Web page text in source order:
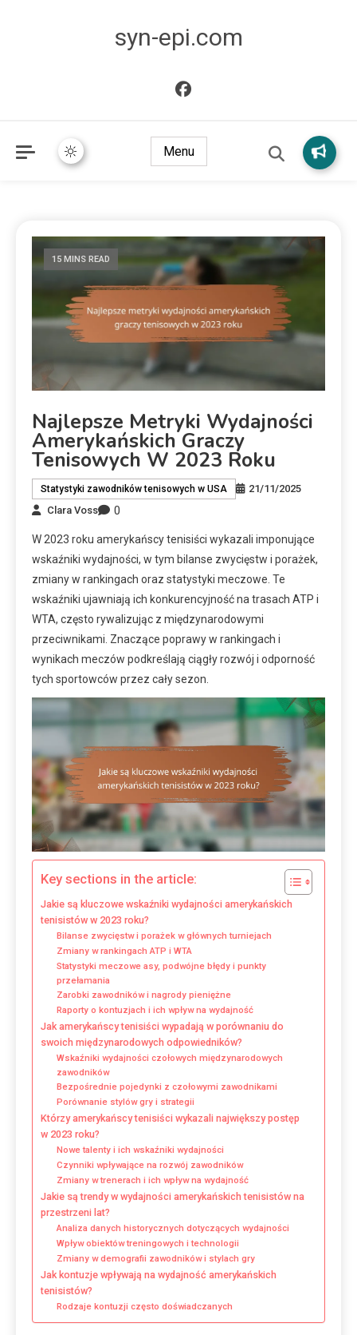
syn-epi.com
Menu
15 MINS READ
Najlepsze Metryki Wydajności
Amerykańskich Graczy
Tenisowych W 2023 Roku
Statystyki zawodników tenisowych w USA
21/11/2025
Clara Voss
0
W 2023 roku amerykańscy tenisiści wykazali imponujące
wskaźniki wydajności, w tym bilanse zwycięstw i porażek,
zmiany w rankingach oraz statystyki meczowe. Te
wskaźniki ujawniają ich konkurencyjność na trasach ATP i
WTA, często rywalizując z międzynarodowymi
przeciwnikami. Znaczące poprawy w rankingach i
wynikach meczów podkreślają ciągły rozwój i odporność
tych sportowców przez cały sezon.
Key sections in the article:
Jakie są kluczowe wskaźniki wydajności amerykańskich
tenisistów w 2023 roku?
Bilanse zwycięstw i porażek w głównych turniejach
Zmiany w rankingach ATP i WTA
Statystyki meczowe asy, podwójne błędy i punkty
przełamania
Zarobki zawodników i nagrody pieniężne
Raporty o kontuzjach i ich wpływ na wydajność
Jak amerykańscy tenisiści wypadają w porównaniu do
swoich międzynarodowych odpowiedników?
Wskaźniki wydajności czołowych międzynarodowych
zawodników
Bezpośrednie pojedynki z czołowymi zawodnikami
Porównanie stylów gry i strategii
Którzy amerykańscy tenisiści wykazali największy postęp
w 2023 roku?
Nowe talenty i ich wskaźniki wydajności
Czynniki wpływające na rozwój zawodników
Zmiany w trenerach i ich wpływ na wydajność
Jakie są trendy w wydajności amerykańskich tenisistów na
przestrzeni lat?
Analiza danych historycznych dotyczących wydajności
Wpływ obiektów treningowych i technologii
Zmiany w demografii zawodników i stylach gry
Jak kontuzje wpływają na wydajność amerykańskich
tenisistów?
Rodzaje kontuzji często doświadczanych